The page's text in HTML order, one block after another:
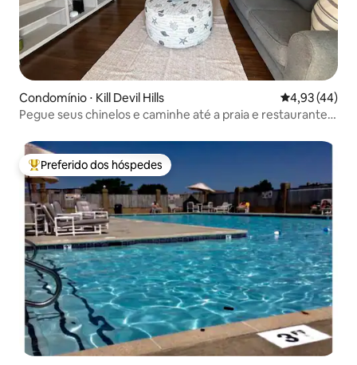
Condomínio ⋅ Kill Devil Hills 4,93 de uma
4,93 (44)
Pegue seus chinelos e caminhe até a praia e restaurantes
Entre os melhores preferidos dos hóspedes
Preferido dos hóspedes